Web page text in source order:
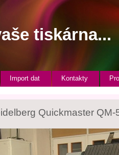
tiskárna...
Import dat Kontakty
Quickmaster QM-